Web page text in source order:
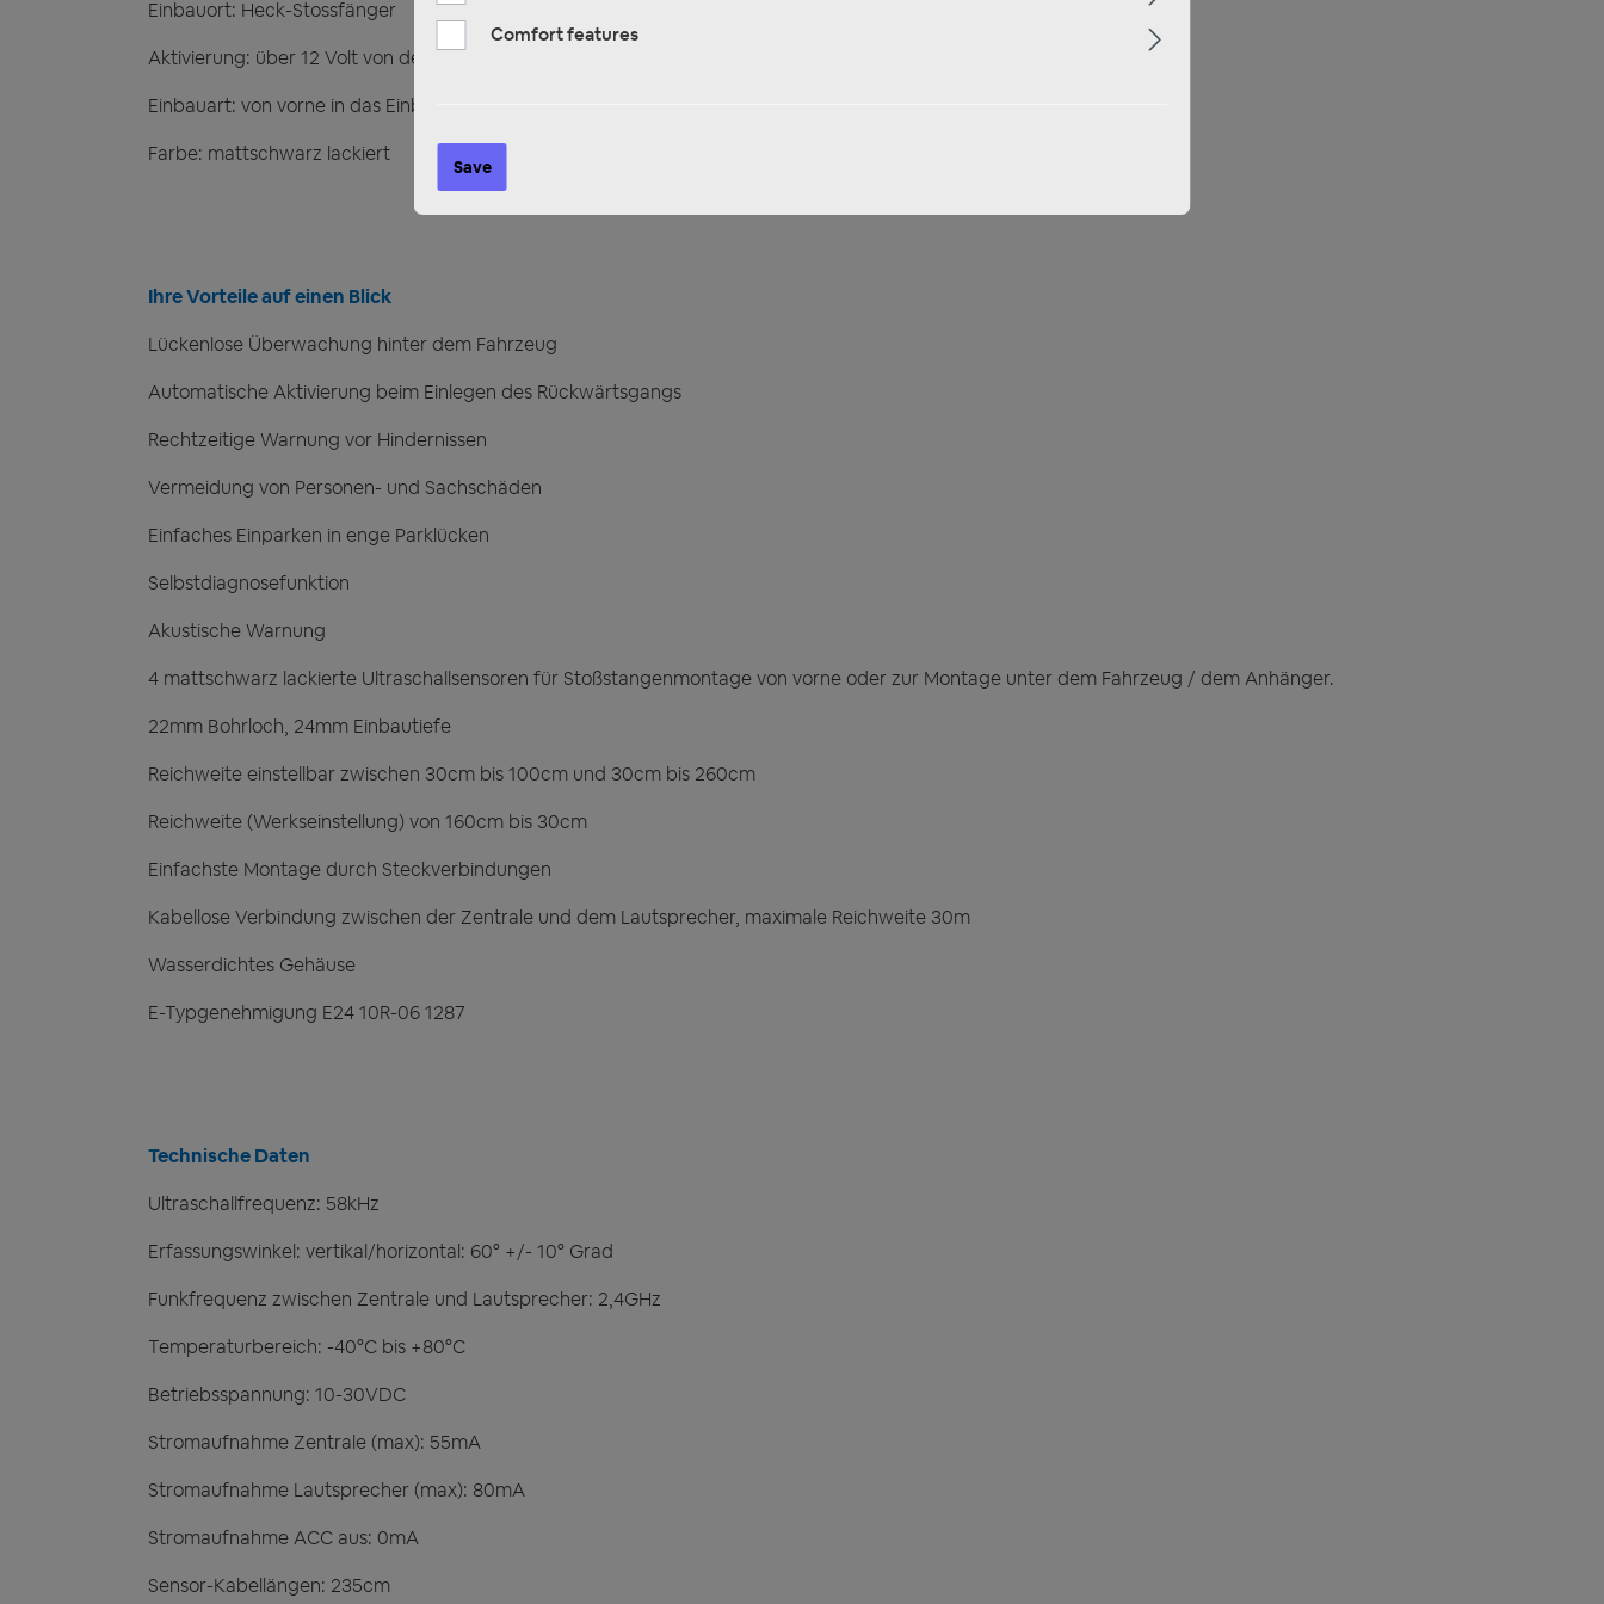
Einbauort: Heck-Stossfänger
Aktivierung: über 12 Volt von der Rückfahrleuchte
Einbauart: von vorne in das Einbauloch oder Aufbauhalterung gesteckt
Farbe: mattschwarz lackiert
Ihre Vorteile auf einen Blick
Lückenlose Überwachung hinter dem Fahrzeug
Automatische Aktivierung beim Einlegen des Rückwärtsgangs
Rechtzeitige Warnung vor Hindernissen
Vermeidung von Personen- und Sachschäden
Einfaches Einparken in enge Parklücken
Selbstdiagnosefunktion
Akustische Warnung
4 mattschwarz lackierte Ultraschallsensoren für Stoßstangenmontage von vorne oder zur Montage unter dem Fahrzeug / dem Anhänger.
22mm Bohrloch, 24mm Einbautiefe
Reichweite einstellbar zwischen 30cm bis 100cm und 30cm bis 260cm
Reichweite (Werkseinstellung) von 160cm bis 30cm
Einfachste Montage durch Steckverbindungen
Kabellose Verbindung zwischen der Zentrale und dem Lautsprecher, maximale Reichweite 30m
Wasserdichtes Gehäuse
E-Typgenehmigung E24 10R-06 1287
Technische Daten
Ultraschallfrequenz: 58kHz
Erfassungswinkel: vertikal/horizontal: 60° +/- 10° Grad
Funkfrequenz zwischen Zentrale und Lautsprecher: 2,4GHz
Temperaturbereich: -40°C bis +80°C
Betriebsspannung: 10-30VDC
Stromaufnahme Zentrale (max): 55mA
Stromaufnahme Lautsprecher (max): 80mA
Stromaufnahme ACC aus: 0mA
Sensor-Kabellängen: 235cm
Comfort features
Save